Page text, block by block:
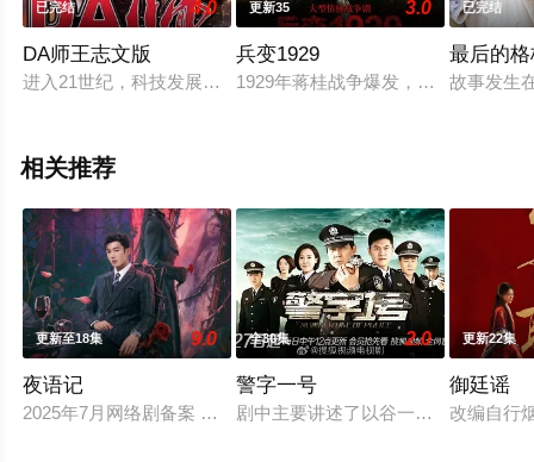
已完结 4.0
DA师王志文版
进入21世纪，科技发展日新月异，进而带动军事形成全新的格
更新35 3.0
兵变1929
1929年蒋桂战争爆发，军阀势力割
已完结
最后的
故事发生
相关推荐
更新至18集 9.0
夜语记
2025年7月网络剧备案 当代 都市 海南越酷文化传媒有限公司
全30集 2.0
警字一号
剧中主要讲述了以谷一诚（李 崇霄
更新22集
御廷谣
改编自行